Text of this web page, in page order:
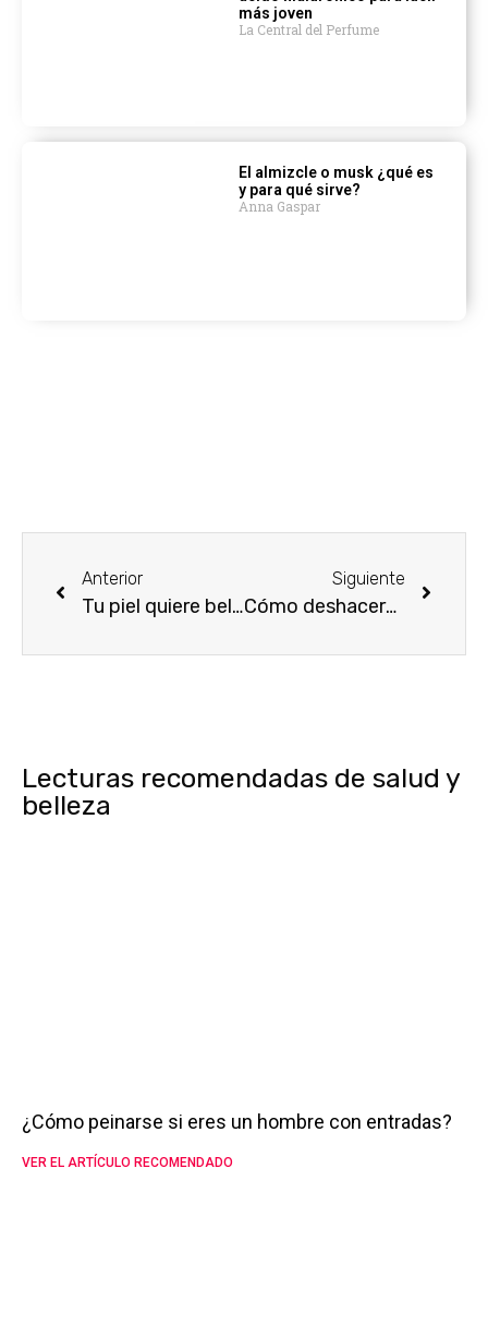
más joven
La Central del Perfume
El almizcle o musk ¿qué es
y para qué sirve?
Anna Gaspar
Anterior
Tu piel quiere belleza natural
Siguiente
Cómo deshacerse de las cartucheras
Lecturas recomendadas de salud y
belleza
¿Cómo peinarse si eres un hombre con entradas?
VER EL ARTÍCULO RECOMENDADO